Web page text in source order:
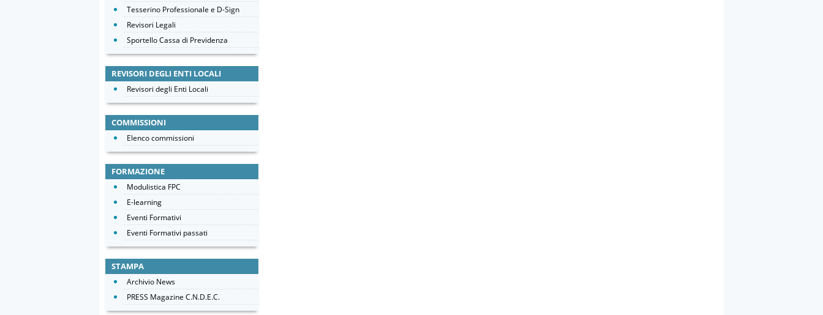
Tesserino Professionale e D-Sign
Revisori Legali
Sportello Cassa di Previdenza
REVISORI DEGLI ENTI LOCALI
Revisori degli Enti Locali
COMMISSIONI
Elenco commissioni
FORMAZIONE
Modulistica FPC
E-learning
Eventi Formativi
Eventi Formativi passati
STAMPA
Archivio News
PRESS Magazine C.N.D.E.C.